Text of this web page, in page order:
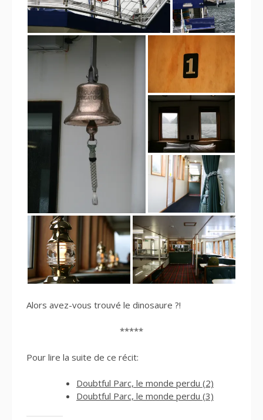
Alors avez-vous trouvé le dinosaure ?!
*****
Pour lire la suite de ce récit:
Doubtful Parc, le monde perdu (2)
Doubtful Parc, le monde perdu (3)